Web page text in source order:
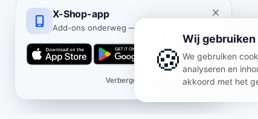
X-Shop-app
Add-ons onderweg — iOS en Android.
Verbergen
🍪
Wij
We gebruiken
analyseren en
akkoord met het